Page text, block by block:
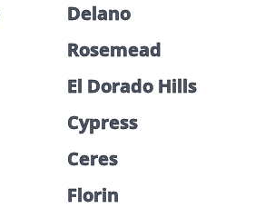
Delano
Rosemead
El Dorado Hills
Cypress
Ceres
Florin